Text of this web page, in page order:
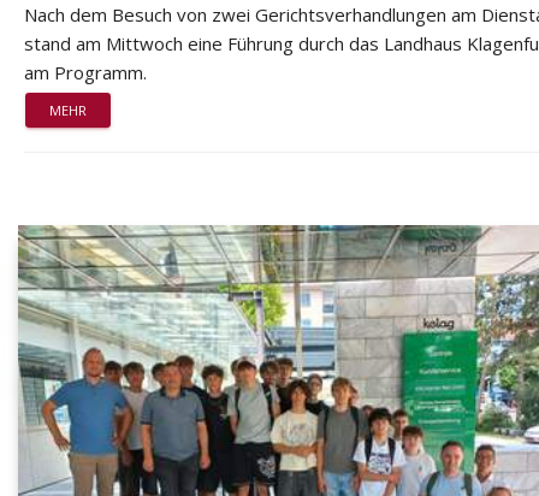
Nach dem Besuch von zwei Gerichtsverhandlungen am
stand am Mittwoch eine Führung durch das Landhaus
am Programm.
MEHR